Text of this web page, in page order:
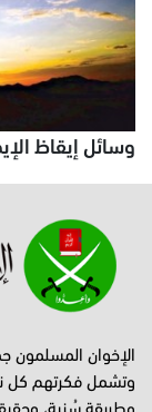
وسائل إيقاظ
الإخوان المسلمون
وتشمل فكرتهم كل
وطريقة سُنية،